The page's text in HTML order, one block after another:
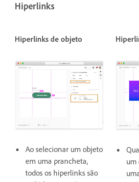
Hiperlinks
Hiperlinks de objeto
Ao selecionar um objeto
em uma prancheta,
todos os hiperlinks são
um